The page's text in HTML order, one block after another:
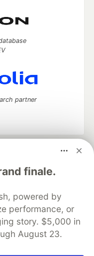
finale.
powered by
performance, or
story. $5,000 in
August 23.
partner
and keep up software
software career
Videos
About
Contact
Shop
MLH
Terms of Use
that powers